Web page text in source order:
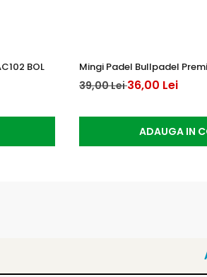
BOL Mingi Padel Bullpadel
39,00 Lei36,00 Lei
ADAUGA IN